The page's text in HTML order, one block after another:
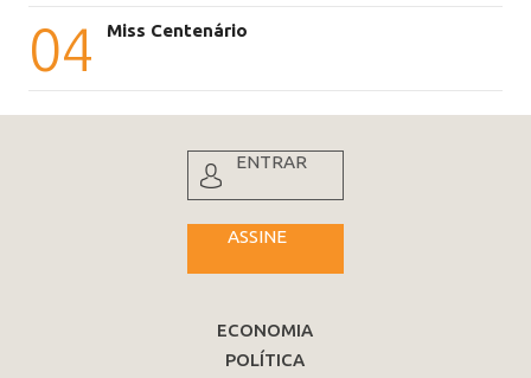
04 Miss Centenário
ENTRAR
ASSINE
ECONOMIA
POLÍTICA